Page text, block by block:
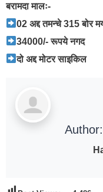
बरामदा मालः-
02 अद्द तमन्चे 315 बोर
34000/- रूपये नगद
दो अद्द मोटर साइकिल
Author: